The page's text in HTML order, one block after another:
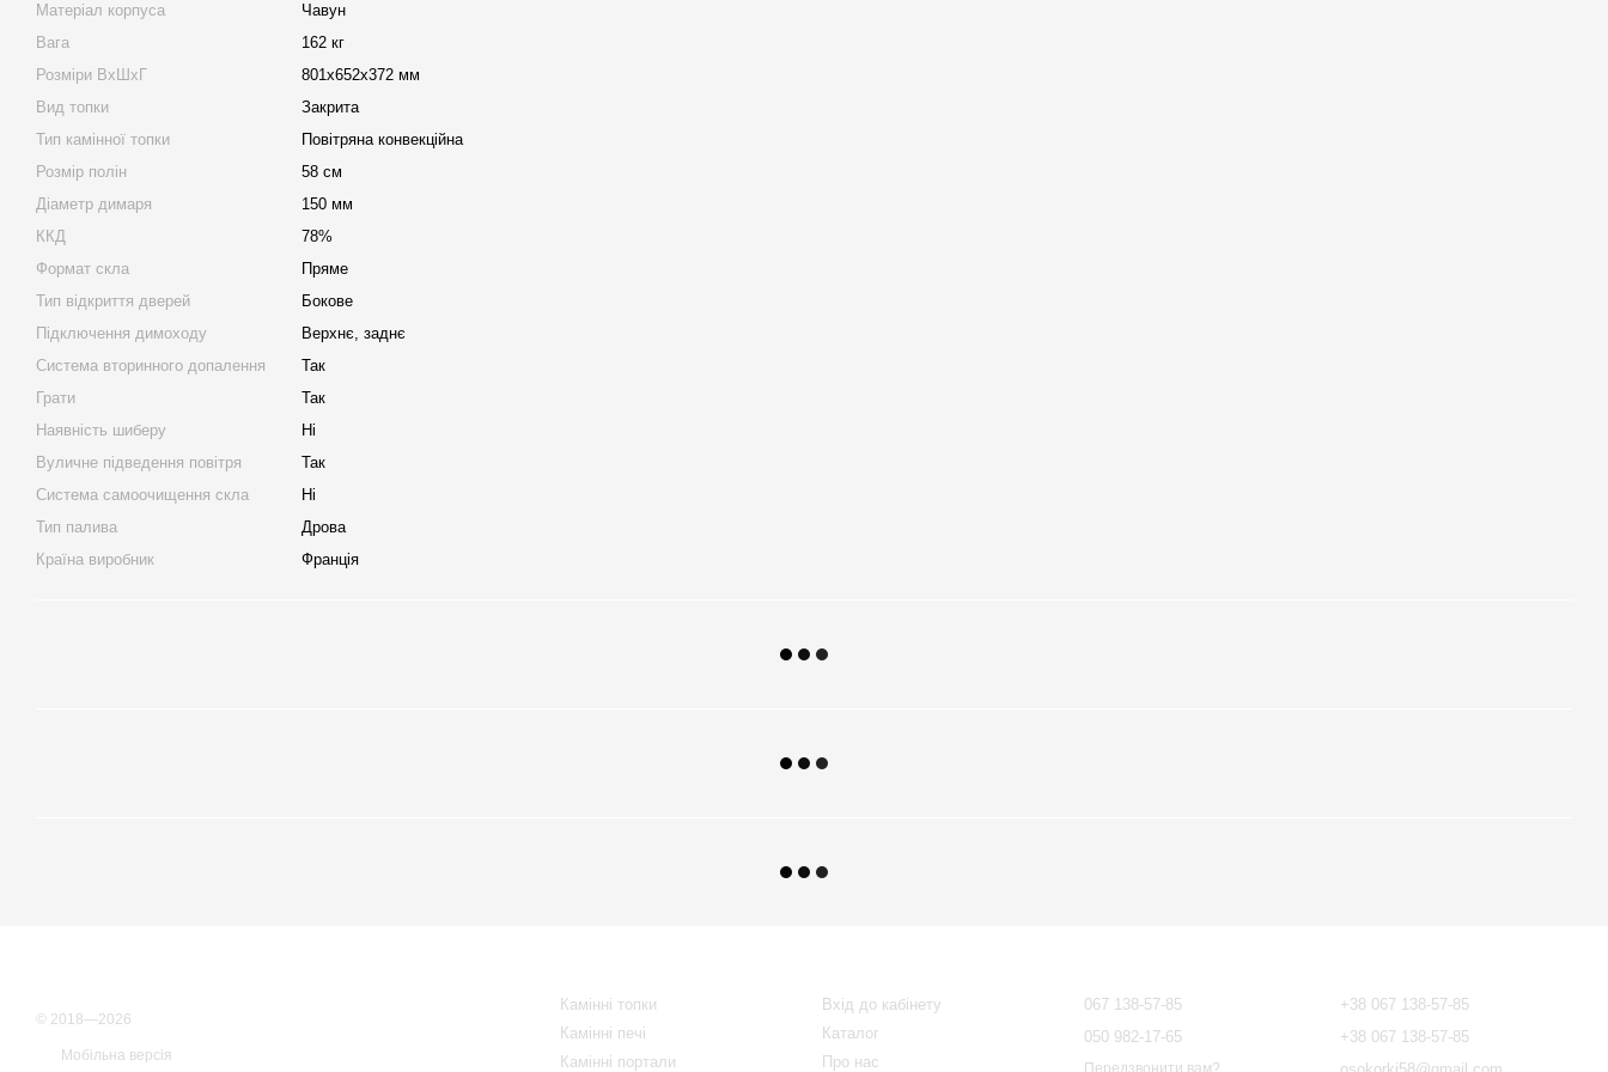
Матеріал корпуса
Чавун
Вага
162 кг
Розміри ВхШхГ
801х652х372 мм
Вид топки
Закрита
Тип камінної топки
Повітряна конвекційна
Розмір полін
58 см
Діаметр димаря
150 мм
ККД
78%
Формат скла
Пряме
Тип відкриття дверей
Бокове
Підключення димоходу
Верхнє, заднє
Система вторинного допалення
Так
Грати
Так
Наявність шиберу
Ні
Вуличне підведення повітря
Так
Система самоочищення скла
Ні
Тип палива
Дрова
Країна виробник
Франція
© 2018—2026
Мобільна версія
Камінні топки
Камінні печі
Камінні портали
Вхід до кабінету
Каталог
Про нас
067 138-57-85
050 982-17-65
+38 067 138-57-85
+38 067 138-57-85